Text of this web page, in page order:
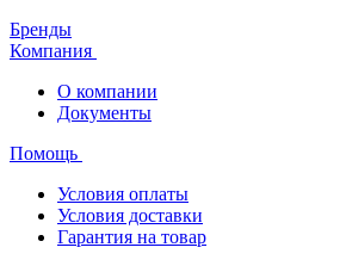
Бренды
Компания
О компании
Документы
Помощь
Условия оплаты
Условия доставки
Гарантия на товар